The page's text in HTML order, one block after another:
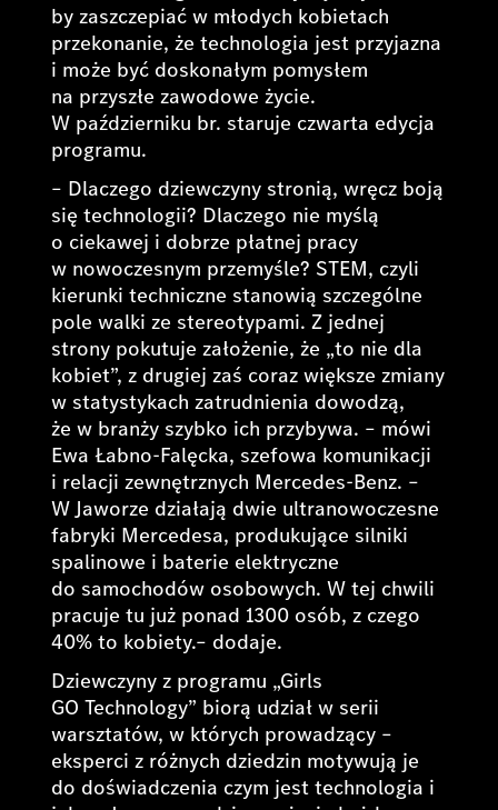
by zaszczepiać w młodych kobietach
przekonanie, że technologia jest przyjazna
i może być doskonałym pomysłem
na przyszłe zawodowe życie.
W październiku br. staruje czwarta edycja
programu.
– Dlaczego dziewczyny stronią, wręcz boją
się technologii? Dlaczego nie myślą
o ciekawej i dobrze płatnej pracy
w nowoczesnym przemyśle? STEM, czyli
kierunki techniczne stanowią szczególne
pole walki ze stereotypami. Z jednej
strony pokutuje założenie, że „to nie dla
kobiet”, z drugiej zaś coraz większe zmiany
w statystykach zatrudnienia dowodzą,
że w branży szybko ich przybywa. – mówi
Ewa Łabno-Falęcka, szefowa komunikacji
i relacji zewnętrznych Mercedes-Benz. –
W Jaworze działają dwie ultranowoczesne
fabryki Mercedesa, produkujące silniki
spalinowe i baterie elektryczne
do samochodów osobowych. W tej chwili
pracuje tu już ponad 1300 osób, z czego
40% to kobiety.– dodaje.
Dziewczyny z programu „Girls
GO Technology” biorą udział w serii
warsztatów, w których prowadzący –
eksperci z różnych dziedzin motywują je
do doświadczenia czym jest technologia i